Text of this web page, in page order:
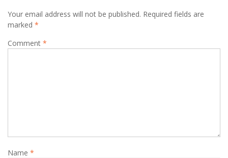
Your email address will not be published. Required fields are
marked *
Comment *
Name *